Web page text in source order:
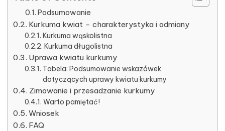
Podsumowanie
Kurkuma kwiat – charakterystyka i odmiany
Kurkuma wąskolistna
Kurkuma długolistna
Uprawa kwiatu kurkumy
Tabela: Podsumowanie wskazówek
dotyczących uprawy kwiatu kurkumy
Zimowanie i przesadzanie kurkumy
Warto pamiętać!
Wniosek
FAQ